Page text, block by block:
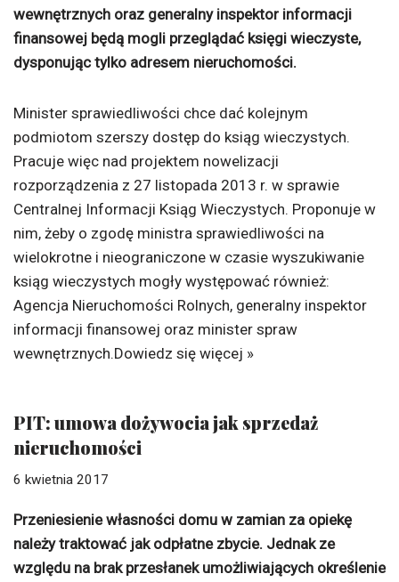
wewnętrznych oraz generalny inspektor informacji
finansowej będą mogli przeglądać księgi wieczyste,
dysponując tylko adresem nieruchomości.
Minister sprawiedliwości chce dać kolejnym
podmiotom szerszy dostęp do ksiąg wieczystych.
Pracuje więc nad projektem nowelizacji
rozporządzenia z 27 listopada 2013 r. w sprawie
Centralnej Informacji Ksiąg Wieczystych. Proponuje w
nim, żeby o zgodę ministra sprawiedliwości na
wielokrotne i nieograniczone w czasie wyszukiwanie
ksiąg wieczystych mogły występować również:
Agencja Nieruchomości Rolnych, generalny inspektor
informacji finansowej oraz minister spraw
wewnętrznych.Dowiedz się więcej »
PIT: umowa dożywocia jak sprzedaż
nieruchomości
6 kwietnia 2017
Przeniesienie własności domu w zamian za opiekę
należy traktować jak odpłatne zbycie. Jednak ze
względu na brak przesłanek umożliwiających określenie